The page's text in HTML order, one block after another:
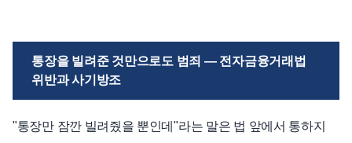
통장을 빌려준 것만으로도 범죄 — 전자금융거래법
위반과 사기방조
"통장만 잠깐 빌려줬을 뿐인데"라는 말은 법 앞에서 통하지